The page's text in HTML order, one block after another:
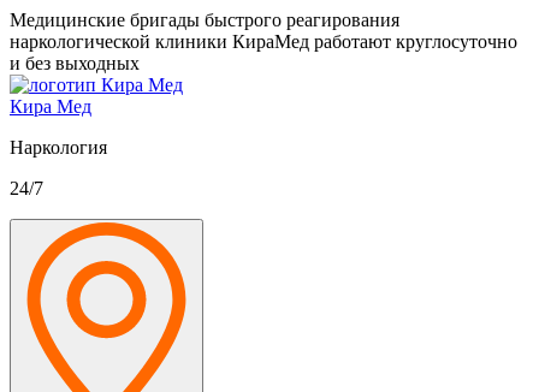
Медицинские бригады быстрого реагирования
наркологической клиники КираМед работают круглосуточно
и без выходных
Кира Мед
Наркология
24/7